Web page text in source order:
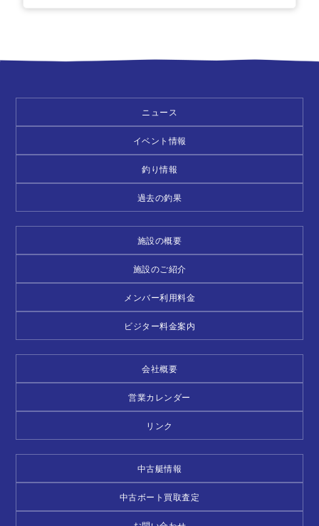
ニュース
イベント情報
釣り情報
過去の釣果
施設の概要
施設のご紹介
メンバー利用料金
ビジター料金案内
会社概要
営業カレンダー
リンク
中古艇情報
中古ボート買取査定